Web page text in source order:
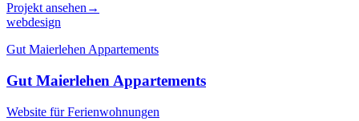
Projekt ansehen →
webdesign
Gut Maierlehen Appartements
Gut Maierlehen Appartements
Website für Ferienwohnungen